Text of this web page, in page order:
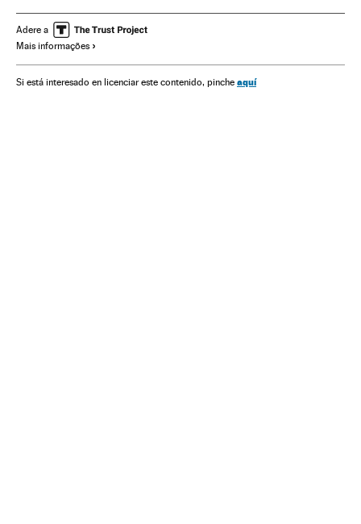
Política Presidenciales Francia 2017
Adere a
Mais informações
Si está interesado en licenciar este contenido, pinche aquí